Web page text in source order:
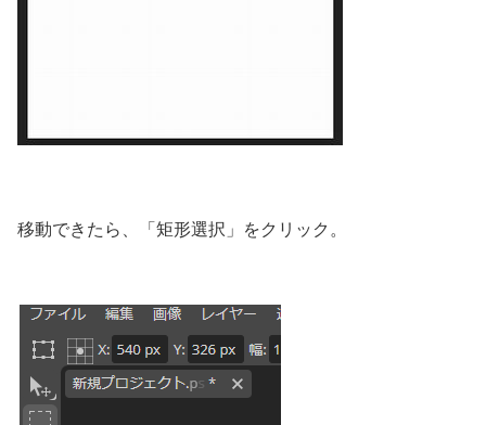
移動できたら、「矩形選択」をクリック。